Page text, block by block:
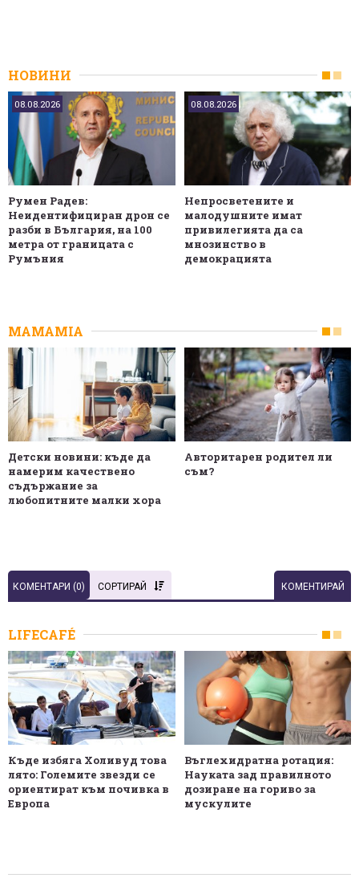
НОВИНИ
08.08.2026
Румен Радев:
Неидентифициран дрон се
разби в България, на 100
метра от границата с
Румъния
08.08.2026
Непросветените и
малодушните имат
привилегията да са
мнозинство в
демокрацията
MAMAMIA
Детски новини: къде да
намерим качествено
съдържание за
любопитните малки хора
Авторитарен родител ли
съм?
КОМЕНТАРИ (0) СОРТИРАЙ КОМЕНТИРАЙ
LIFECAFÉ
Къде избяга Холивуд това
лято: Големите звезди се
ориентират към почивка в
Европа
Въглехидратна ротация:
Науката зад правилното
дозиране на гориво за
мускулите